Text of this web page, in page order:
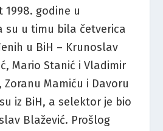
1998. godine u
su u timu bila četverica
u BiH – Krunoslav
Mario Stanić i Vladimir
Zoranu Mamiću i Davoru
iz BiH, a selektor je bio
Blažević. Prošlog